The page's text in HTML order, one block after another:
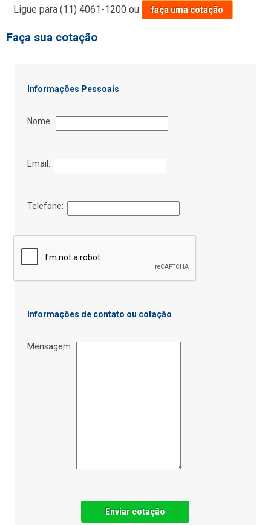
Ligue para(11) 4061-1200 ou faça uma cotação
Faça sua cotação
Informações Pessoais
Nome:
Email:
Telefone:
Informações de contato ou cotação
Mensagem:
Enviar cotação